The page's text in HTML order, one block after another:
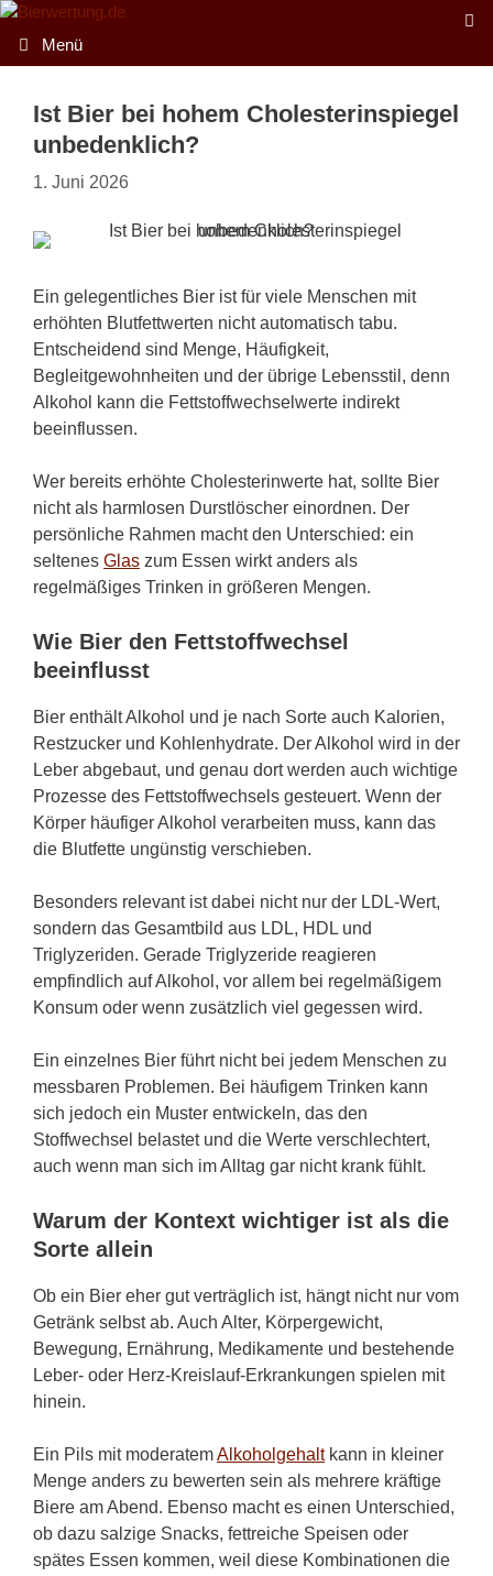
Zum
Inhalt
springen
Menü
Ist Bier bei hohem Cholesterinspiegel
unbedenklich?
1. Juni 2026
Ein gelegentliches Bier ist für viele Menschen mit
erhöhten Blutfettwerten nicht automatisch tabu.
Entscheidend sind Menge, Häufigkeit,
Begleitgewohnheiten und der übrige Lebensstil, denn
Alkohol kann die Fettstoffwechselwerte indirekt
beeinflussen.
Wer bereits erhöhte Cholesterinwerte hat, sollte Bier
nicht als harmlosen Durstlöscher einordnen. Der
persönliche Rahmen macht den Unterschied: ein
seltenes Glas zum Essen wirkt anders als
regelmäßiges Trinken in größeren Mengen.
Wie Bier den Fettstoffwechsel
beeinflusst
Bier enthält Alkohol und je nach Sorte auch Kalorien,
Restzucker und Kohlenhydrate. Der Alkohol wird in der
Leber abgebaut, und genau dort werden auch wichtige
Prozesse des Fettstoffwechsels gesteuert. Wenn der
Körper häufiger Alkohol verarbeiten muss, kann das
die Blutfette ungünstig verschieben.
Besonders relevant ist dabei nicht nur der LDL-Wert,
sondern das Gesamtbild aus LDL, HDL und
Triglyzeriden. Gerade Triglyzeride reagieren
empfindlich auf Alkohol, vor allem bei regelmäßigem
Konsum oder wenn zusätzlich viel gegessen wird.
Ein einzelnes Bier führt nicht bei jedem Menschen zu
messbaren Problemen. Bei häufigem Trinken kann
sich jedoch ein Muster entwickeln, das den
Stoffwechsel belastet und die Werte verschlechtert,
auch wenn man sich im Alltag gar nicht krank fühlt.
Warum der Kontext wichtiger ist als die
Sorte allein
Ob ein Bier eher gut verträglich ist, hängt nicht nur vom
Getränk selbst ab. Auch Alter, Körpergewicht,
Bewegung, Ernährung, Medikamente und bestehende
Leber- oder Herz-Kreislauf-Erkrankungen spielen mit
hinein.
Ein Pils mit moderatemAlkoholgehaltkann in kleiner
Menge anders zu bewerten sein als mehrere kräftige
Biere am Abend. Ebenso macht es einen Unterschied,
ob dazu salzige Snacks, fettreiche Speisen oder
spätes Essen kommen, weil diese Kombinationen die